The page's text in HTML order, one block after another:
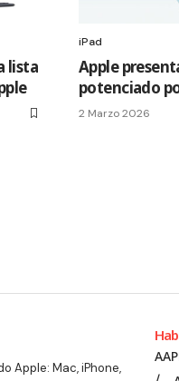
lista
iPad
Apple
potenciado
2 Marzo 2026
Apple: Mac, iPhone,